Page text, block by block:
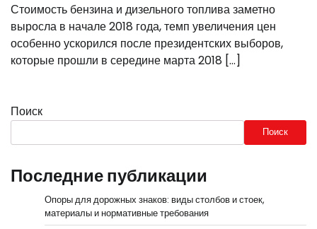
Стоимость бензина и дизельного топлива заметно
выросла в начале 2018 года, темп увеличения цен
особенно ускорился после президентских выборов,
которые прошли в середине марта 2018 […]
Поиск
Поиск
Последние публикации
Опоры для дорожных знаков: виды столбов и стоек,
материалы и нормативные требования